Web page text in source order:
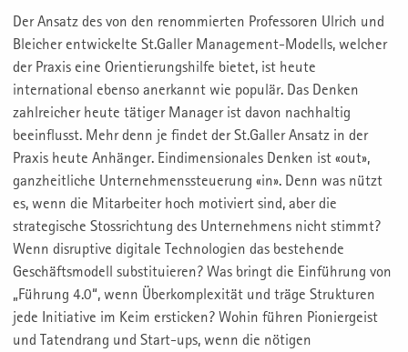
Der Ansatz des von den renommierten Professoren Ulrich und
Bleicher entwickelte St.Galler Management-Modells, welcher
der Praxis eine Orientierungshilfe bietet, ist heute
international ebenso anerkannt wie populär. Das Denken
zahlreicher heute tätiger Manager ist davon nachhaltig
beeinflusst. Mehr denn je findet der St.Galler Ansatz in der
Praxis heute Anhänger. Eindimensionales Denken ist «out»,
ganzheitliche Unternehmenssteuerung «in». Denn was nützt
es, wenn die Mitarbeiter hoch motiviert sind, aber die
strategische Stossrichtung des Unternehmens nicht stimmt?
Wenn disruptive digitale Technologien das bestehende
Geschäftsmodell substituieren? Was bringt die Einführung von
„Führung 4.0“, wenn Überkomplexität und träge Strukturen
jede Initiative im Keim ersticken? Wohin führen Pioniergeist
und Tatendrang und Start-ups, wenn die nötigen